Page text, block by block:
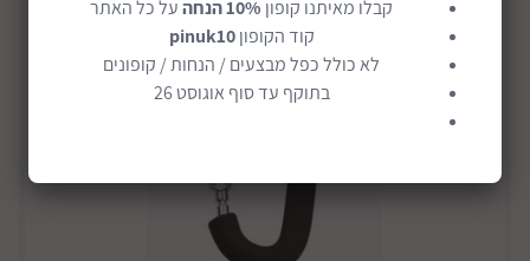
קבלו מאיתנו קופון 10% הנחה
על כל האתר
קוד הקופוןpinuk10
לא כולל כפל מבצעים / הנחות / קופונים
בתוקף עד סוף אוגוסט 26